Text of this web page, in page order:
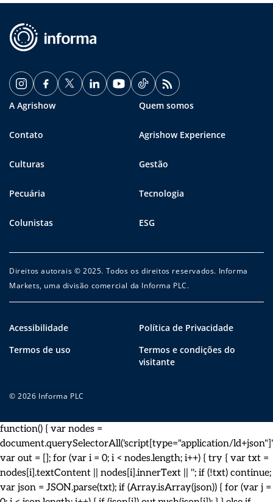
A Agrishow Quem somos
Contato Agrishow Experience
Culturas Gestão
Pecuária Tecnologia
Colunistas ESG
Direitos autorais © 2025. Todos os direitos reservados. Informa
Markets, uma divisão comercial da Informa PLC.
Acessibilidade
Política de Privacidade
Termos de uso
Termos e condições do
visitante
© 2026 Informa PLC
function() { var nodes =
document.querySelectorAll('script[type="application/
var out = []; for (var i = 0; i < nodes.length; i++) { try { var txt =
nodes[i].textContent || nodes[i].innerText || ''; if (!txt) continue;
var json = JSON.parse(txt); if (Array.isArray(json)) { for (var j =